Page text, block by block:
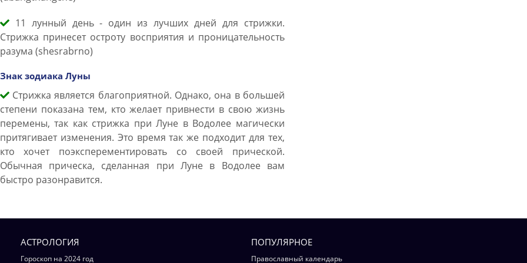
11 лунный день - один из лучших дней для стрижки.
Стрижка принесет остроту восприятия и проницательность
разума (shesrabrno)
Знак зодиака Луны
Стрижка является благоприятной. Однако, она в большей
степени показана тем, кто желает привнести в свою жизнь
перемены, так как стрижка при Луне в Водолее магически
притягивает изменения. Это время так же подходит для тех,
кто хочет поэксперементировать со своей прической.
Обычная прическа, сделанная при Луне в Водолее вам
быстро разонравится.
АСТРОЛОГИЯ
Гороскоп на 2024 год
ПОПУЛЯРНОЕ
Православный календарь